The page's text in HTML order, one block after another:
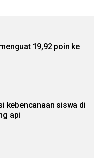
19,92 poin ke
kebencanaan siswa di
api